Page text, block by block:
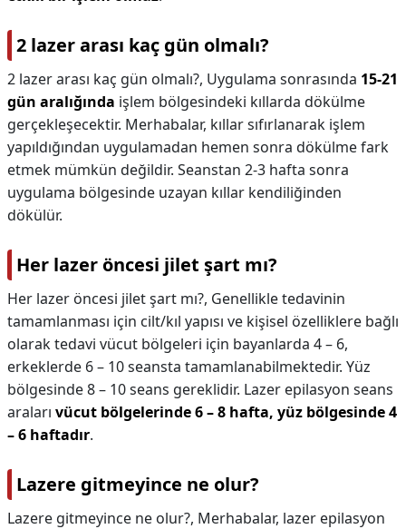
2 lazer arası kaç gün olmalı?
2 lazer arası kaç gün olmalı?, Uygulama sonrasında 15-21
gün aralığında işlem bölgesindeki kıllarda dökülme
gerçekleşecektir. Merhabalar, kıllar sıfırlanarak işlem
yapıldığından uygulamadan hemen sonra dökülme fark
etmek mümkün değildir. Seanstan 2-3 hafta sonra
uygulama bölgesinde uzayan kıllar kendiliğinden
dökülür.
Her lazer öncesi jilet şart mı?
Her lazer öncesi jilet şart mı?, Genellikle tedavinin
tamamlanması için cilt/kıl yapısı ve kişisel özelliklere bağlı
olarak tedavi vücut bölgeleri için bayanlarda 4 – 6,
erkeklerde 6 – 10 seansta tamamlanabilmektedir. Yüz
bölgesinde 8 – 10 seans gereklidir. Lazer epilasyon seans
araları vücut bölgelerinde 6 – 8 hafta, yüz bölgesinde 4
– 6 haftadır.
Lazere gitmeyince ne olur?
Lazere gitmeyince ne olur?, Merhabalar, lazer epilasyon